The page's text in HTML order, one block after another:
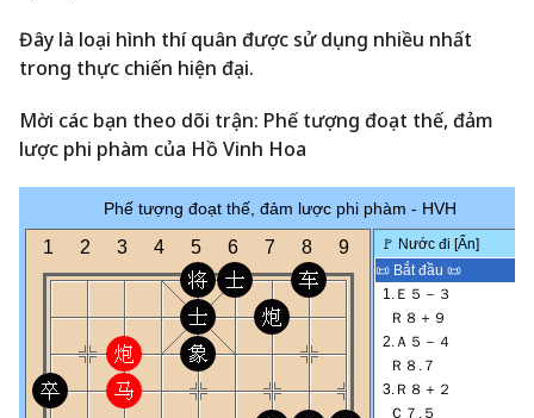
Đây là loại hình thí quân được sử dụng nhiều nhất
trong thực chiến hiện đại.
Mời các bạn theo dõi trận: Phế tượng đoạt thế, đảm
lược phi phàm của Hồ Vinh Hoa